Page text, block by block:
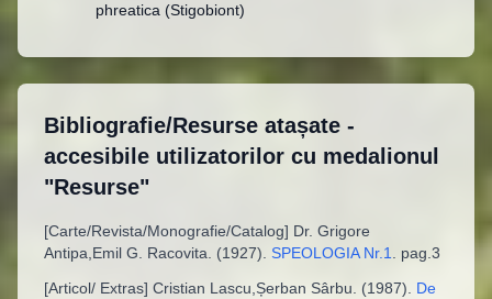
phreatica (Stigobiont)
Bibliografie/Resurse atașate -
accesibile utilizatorilor cu medalionul
"Resurse"
[Carte/Revista/Monografie/Catalog] Dr. Grigore
Antipa,Emil G. Racovita . (1927). SPEOLOGIA Nr.1
pag.3
[Articol/ Extras] Cristian Lascu,Șerban Sârbu . (1987). De